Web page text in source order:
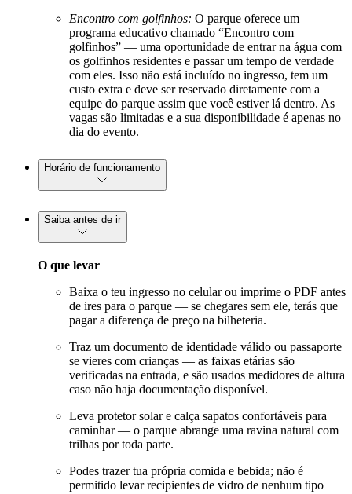
Encontro com golfinhos: O parque oferece um
programa educativo chamado “Encontro com
golfinhos” — uma oportunidade de entrar na água com
os golfinhos residentes e passar um tempo de verdade
com eles. Isso não está incluído no ingresso, tem um
custo extra e deve ser reservado diretamente com a
equipe do parque assim que você estiver lá dentro. As
vagas são limitadas e a sua disponibilidade é apenas no
dia do evento.
Horário de funcionamento
Saiba antes de ir
O que levar
Baixa o teu ingresso no celular ou imprime o PDF antes
de ires para o parque — se chegares sem ele, terás que
pagar a diferença de preço na bilheteria.
Traz um documento de identidade válido ou passaporte
se vieres com crianças — as faixas etárias são
verificadas na entrada, e são usados medidores de altura
caso não haja documentação disponível.
Leva protetor solar e calça sapatos confortáveis para
caminhar — o parque abrange uma ravina natural com
trilhas por toda parte.
Podes trazer tua própria comida e bebida; não é
permitido levar recipientes de vidro de nenhum tipo